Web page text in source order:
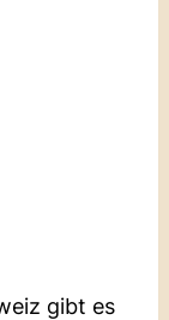
gibt es